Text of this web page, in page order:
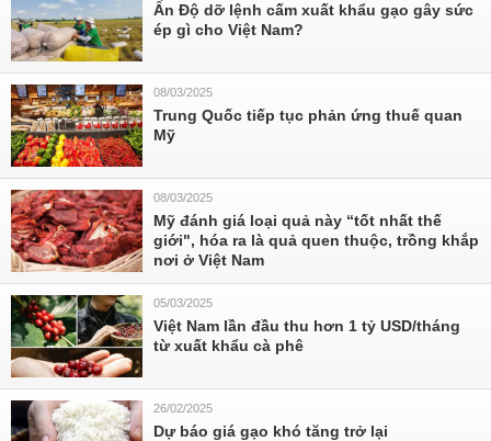
Ấn Độ dỡ lệnh cấm xuất khẩu gạo gây sức
ép gì cho Việt Nam?
08/03/2025
Trung Quốc tiếp tục phản ứng thuế quan
Mỹ
08/03/2025
Mỹ đánh giá loại quả này “tốt nhất thế
giới", hóa ra là quả quen thuộc, trồng khắp
nơi ở Việt Nam
05/03/2025
Việt Nam lần đầu thu hơn 1 tỷ USD/tháng
từ xuất khẩu cà phê
26/02/2025
Dự báo giá gạo khó tăng trở lại